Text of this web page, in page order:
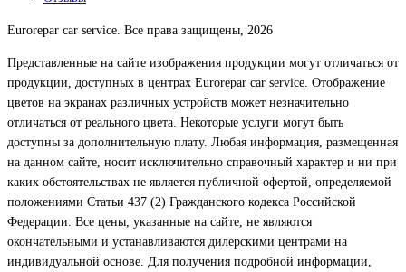
Eurorepar car service. Все права защищены, 2026
Представленные на сайте изображения продукции могут отличаться от
продукции, доступных в центрах Eurorepar car service. Отображение
цветов на экранах различных устройств может незначительно
отличаться от реального цвета. Некоторые услуги могут быть
доступны за дополнительную плату. Любая информация, размещенная
на данном сайте, носит исключительно справочный характер и ни при
каких обстоятельствах не является публичной офертой, определяемой
положениями Статьи 437 (2) Гражданского кодекса Российской
Федерации. Все цены, указанные на сайте, не являются
окончательными и устанавливаются дилерскими центрами на
индивидуальной основе. Для получения подробной информации,